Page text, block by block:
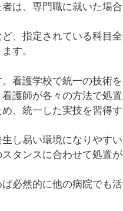
は、専門職に就いた場合
、指定されている科目全
す。
看護学校で統一の技術を
護師が各々の方法で処置
、統一した実技を習得す
し易い環境になりやすい
タンスに合わせて処置が
必然的に他の病院でも活